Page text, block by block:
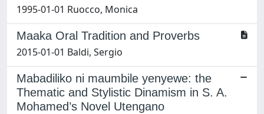
1995-01-01 Ruocco, Monica
Maaka Oral Tradition and Proverbs
2015-01-01 Baldi, Sergio
Mabadiliko ni maumbile yenyewe: the
Thematic and Stylistic Dinamism in S. A.
Mohamed’s Novel Utengano